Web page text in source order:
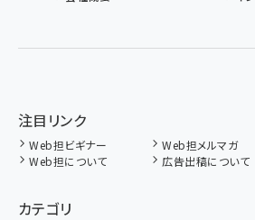
注目リンク
Web担ビギナー Web担メルマガ
Web担について
広告出稿について
カテゴリ